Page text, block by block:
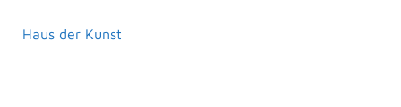
Haus der Kunst